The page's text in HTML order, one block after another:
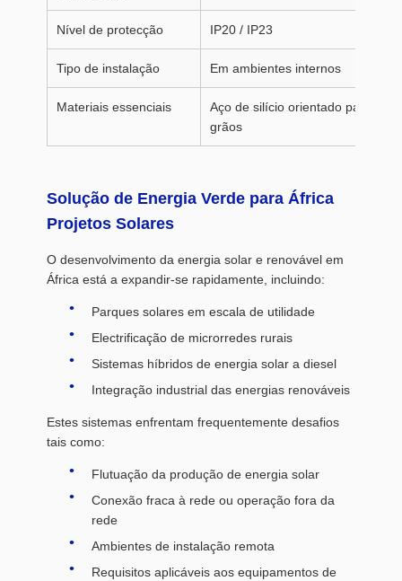
Nível de protecção IP20 / IP23
Tipo de instalação Em ambientes internos
Materiais essenciais
Aço de silício orientado para
grãos
Solução de Energia Verde para África
Projetos Solares
O desenvolvimento da energia solar e renovável em
África está a expandir-se rapidamente, incluindo:
Parques solares em escala de utilidade
Electrificação de microrredes rurais
Sistemas híbridos de energia solar a diesel
Integração industrial das energias renováveis
Estes sistemas enfrentam frequentemente desafios
tais como:
Flutuação da produção de energia solar
Conexão fraca à rede ou operação fora da
rede
Ambientes de instalação remota
Requisitos aplicáveis aos equipamentos de